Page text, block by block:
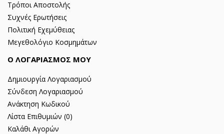
Τρόποι Αποστολής
Συχνές Ερωτήσεις
Πολιτική Εχεμύθειας
Μεγεθολόγιο Κοσμημάτων
Ο ΛΟΓΑΡΙΑΣΜΟΣ ΜΟΥ
Δημιουργία Λογαριασμού
Σύνδεση Λογαριασμού
Ανάκτηση Κωδικού
Λίστα Επιθυμιών (0)
Καλάθι Αγορών